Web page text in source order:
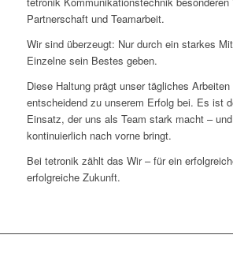
Partnerschaft und Teamarbeit.
Wir sind überzeugt: Nur durch ein starkes
Einzelne sein Bestes geben.
Diese Haltung prägt unser tägliches
entscheidend zu unserem Erfolg bei. Es ist
Einsatz, der uns als Team stark macht –
kontinuierlich nach vorne bringt.
Bei tetronik zählt das Wir – für ein
erfolgreiche Zukunft.